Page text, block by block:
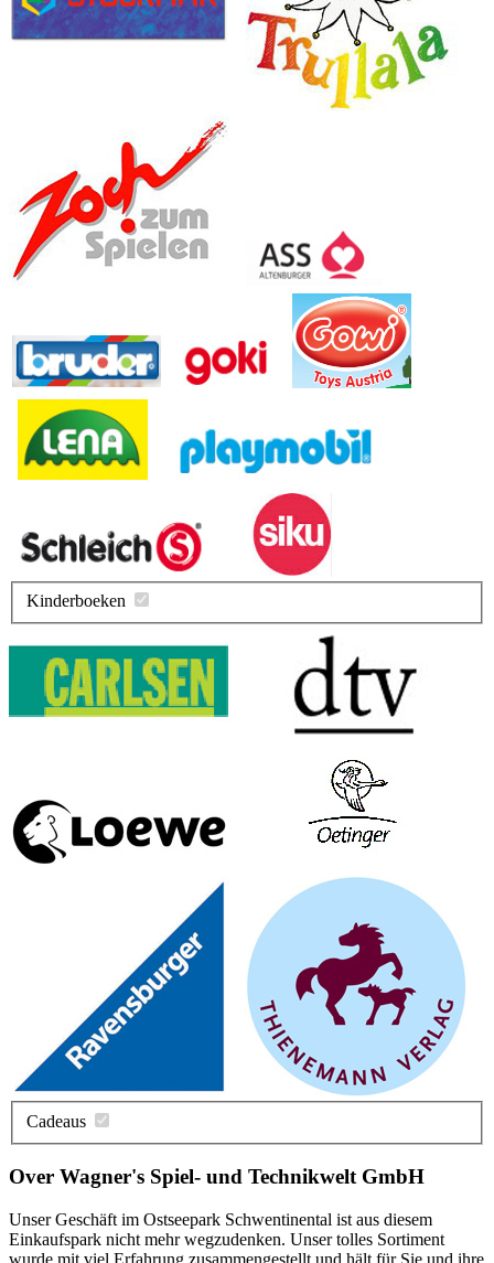
Kinderboeken
Cadeaus
Over Wagner's Spiel- und Technikwelt GmbH
Unser Geschäft im Ostseepark Schwentinental ist aus diesem
Einkaufspark nicht mehr wegzudenken. Unser tolles Sortiment